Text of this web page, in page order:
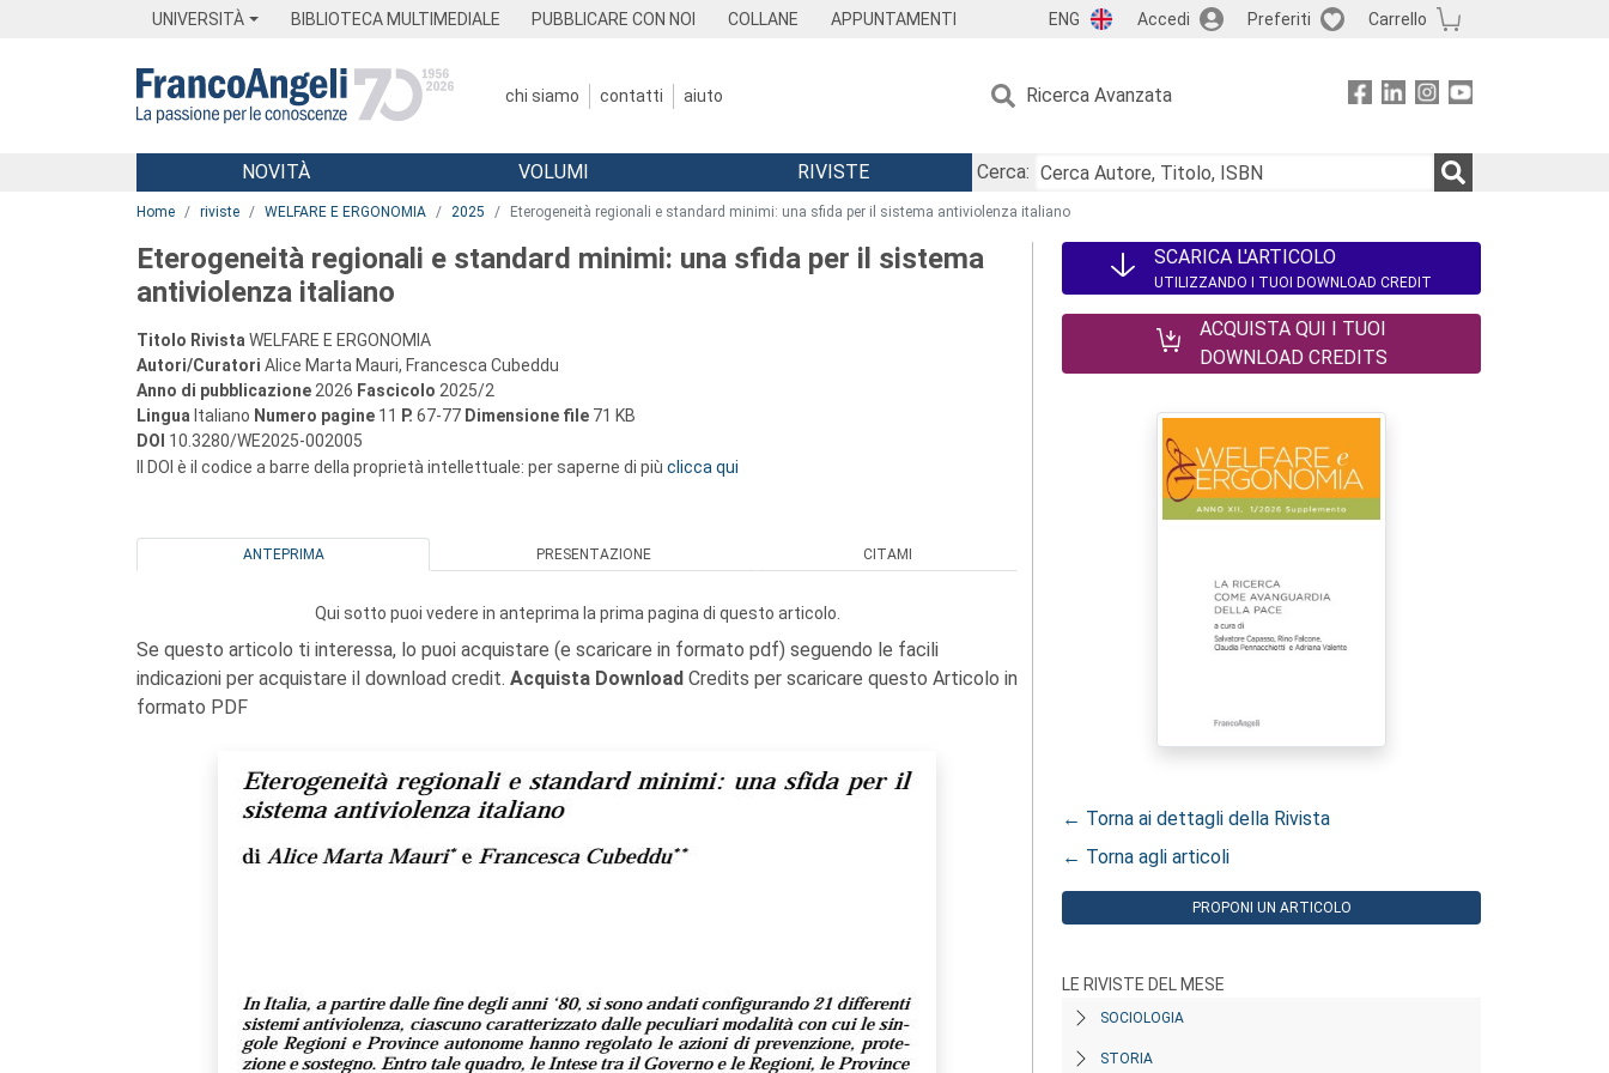
UNIVERSITÀ BIBLIOTECA MULTIMEDIALE PUBBLICARE CON NOI COLLANE APPUNTAMENTI ENG Accedi Preferiti Carrello
chi siamo contatti aiuto Ricerca Avanzata
Menu
NOVITÀ VOLUMI RIVISTE
Cerca:
Home riviste WELFARE E ERGONOMIA 2025 Eterogeneità regionali e standard minimi: una sfida per il sistema antiviolenza italiano
Eterogeneità regionali e standard minimi: una sfida per il sistema
antiviolenza italiano
Titolo Rivista WELFARE E ERGONOMIA
Autori/Curatori Alice Marta Mauri, Francesca Cubeddu
Anno di pubblicazione 2026 Fascicolo 2025/2
Lingua Italiano Numero pagine 11 P. 67-77 Dimensione file 71 KB
DOI 10.3280/WE2025-002005
Il DOI è il codice a barre della proprietà intellettuale: per saperne di più clicca qui
ANTEPRIMA PRESENTAZIONE CITAMI
Qui sotto puoi vedere in anteprima la prima pagina di questo articolo.
Se questo articolo ti interessa, lo puoi acquistare (e scaricare in formato pdf) seguendo le facili
indicazioni per acquistare il download credit. Acquista Download Credits per scaricare questo Articolo in
formato PDF
SCARICA L'ARTICOLO
UTILIZZANDO I TUOI DOWNLOAD CREDIT
ACQUISTA QUI I TUOI
DOWNLOAD CREDITS
← Torna ai dettagli della Rivista
← Torna agli articoli
PROPONI UN ARTICOLO
LE RIVISTE DEL MESE
SOCIOLOGIA
STORIA